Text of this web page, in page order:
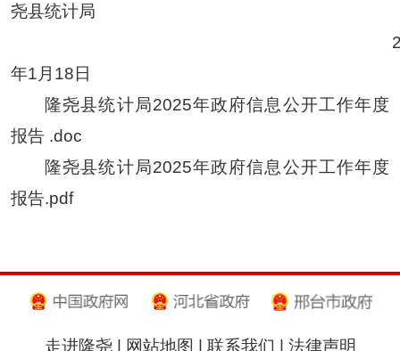
尧县统计局
年1月18日
隆尧县统计局2025年政府信息公开工作年度
报告 .doc
隆尧县统计局2025年政府信息公开工作年度
报告.pdf
走进隆尧| 网站地图 | 联系我们 | 法律声明